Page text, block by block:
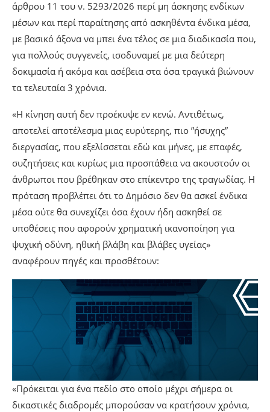
άρθρου 11 του ν. 5293/2026 περί μη άσκησης ενδίκων
μέσων και περί παραίτησης από ασκηθέντα ένδικα μέσα,
με βασικό άξονα να μπει ένα τέλος σε μια διαδικασία που,
για πολλούς συγγενείς, ισοδυναμεί με μια δεύτερη
δοκιμασία ή ακόμα και ασέβεια στα όσα τραγικά βιώνουν
τα τελευταία 3 χρόνια.
«Η κίνηση αυτή δεν προέκυψε εν κενώ. Αντιθέτως,
αποτελεί αποτέλεσμα μιας ευρύτερης, πιο ”ήσυχης”
διεργασίας, που εξελίσσεται εδώ και μήνες, με επαφές,
συζητήσεις και κυρίως μια προσπάθεια να ακουστούν οι
άνθρωποι που βρέθηκαν στο επίκεντρο της τραγωδίας. Η
πρόταση προβλέπει ότι το Δημόσιο δεν θα ασκεί ένδικα
μέσα ούτε θα συνεχίζει όσα έχουν ήδη ασκηθεί σε
υποθέσεις που αφορούν χρηματική ικανοποίηση για
ψυχική οδύνη, ηθική βλάβη και βλάβες υγείας»
αναφέρουν πηγές και προσθέτουν:
«Πρόκειται για ένα πεδίο στο οποίο μέχρι σήμερα οι
δικαστικές διαδρομές μπορούσαν να κρατήσουν χρόνια,